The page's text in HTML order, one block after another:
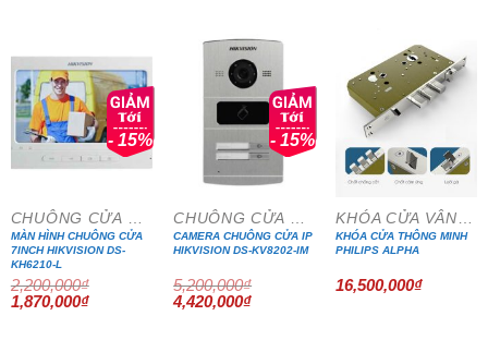
- 15%
MÀN HÌNH CHUÔNG CỬA
7INCH HIKVISION DS-
KH6210-L
2,200,000₫
Giá
gốc
1,870,000₫Giá
- 15%
CAMERA CHUÔNG CỬA IP
HIKVISION DS-KV8202-IM
5,200,000₫
Giá
gốc
4,420,000₫Giá
KHÓA CỬA THÔNG MINH
PHILIPS ALPHA
16,500,000₫